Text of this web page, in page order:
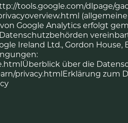
tools.google.com/dlpage/
Google Analytics erfolgt
Ireland Ltd., Gordon House,
über die
privacy.htmlErklärung zum